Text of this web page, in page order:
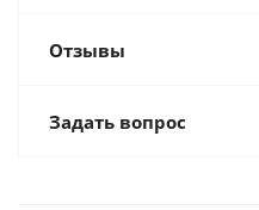
Отзывы
Задать вопрос